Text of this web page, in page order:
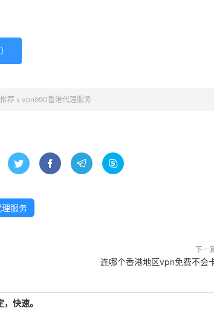
)
荐 » vpn990香港代理服务
   
服务
下一
连哪个香港地区vpn免费不会
快速。